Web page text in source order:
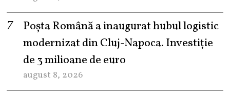
Poșta Română a inaugurat hubul logistic
modernizat din Cluj-Napoca. Investiție
de 3 milioane de euro
august 8, 2026